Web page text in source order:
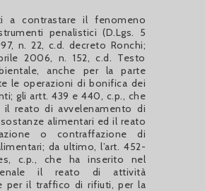
a contrastare il fenomeno
penalistici (D.Lgs. 5
n. 22, c.d. decreto Ronchi;
2006, n. 152, c.d. Testo
anche per la parte
le operazioni di bonifica dei
gli artt. 439 e 440, c.p., che
il reato di avvelenamento di
alimentari ed il reato
o contraffazione di
da ultimo, l’art. 452-
c.p., che ha inserito nel
il reato di attività
per il traffico di rifiuti, per la